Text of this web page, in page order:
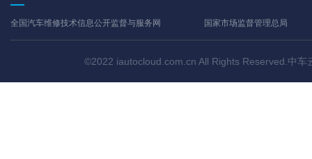
全国汽车维修技术信息公开监督与服务网 国家市场监督管理总局
©2022 iautocloud.com.cn All Rights Reserved.中